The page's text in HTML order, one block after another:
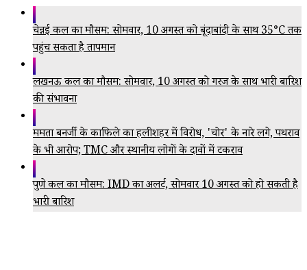
चेन्नई कल का मौसम: सोमवार, 10 अगस्त को बूंदाबांदी के साथ 35°C तक
पहुंच सकता है तापमान
लखनऊ कल का मौसम: सोमवार, 10 अगस्त को गरज के साथ भारी बारिश
की संभावना
ममता बनर्जी के काफिले का हलीशहर में विरोध, 'चोर' के नारे लगे, पथराव
के भी आरोप; TMC और स्थानीय लोगों के दावों में टकराव
पुणे कल का मौसम: IMD का अलर्ट, सोमवार 10 अगस्त को हो सकती है
भारी बारिश